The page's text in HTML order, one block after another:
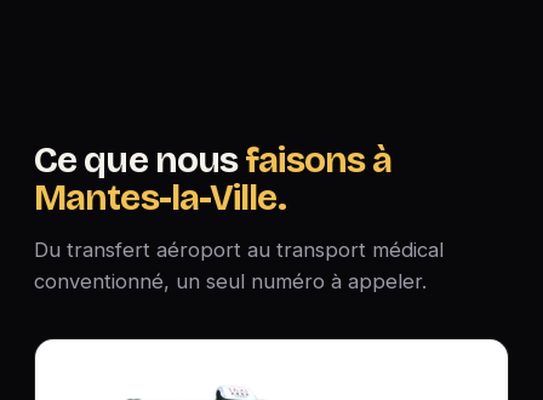
Ce que nousfaisons à
Mantes-la-Ville.
Du transfert aéroport au transport médical
conventionné, un seul numéro à appeler.